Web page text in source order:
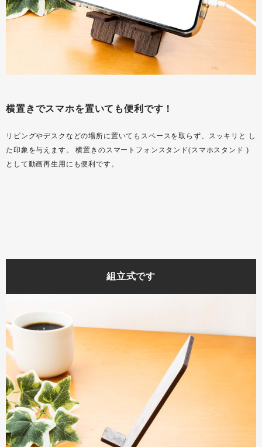
横置きでスマホを置いても便利です！
リビングやデスクなどの場所に置いてもスペースを取らず、スッキリと し
た印象を与えます。 横置きのスマートフォンスタンド(スマホスタンド )
として動画再生用にも便利です。
組立式です